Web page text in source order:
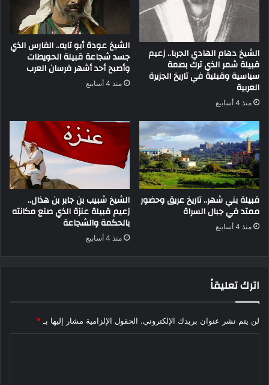
الشيخ دهام الهادي الجربا.. زعيم
قبيلة شمر الذي ترك بصمة
سياسية وقبلية في تاريخ الجزيرة
العربية
منذ 4 أسابيع
الشيخ عودة أبو تايه.. الفارس الذي
جسد شجاعة قبيلة الحويطات
وأصبح أحد أشهر فرسان العرب
منذ 4 أسابيع
قبيلة بني شهر.. تاريخ عريق وحضور
ممتد في جبال السراة
منذ 4 أسابيع
الشيخ شبيب بن جابر بن هذال..
زعيم قبيلة عنزة الذي صنع مكانته
بالحكمة والشجاعة
منذ 4 أسابيع
اترك تعليقاً
لن يتم نشر عنوان بريدك الإلكتروني. الحقول الإلزامية مشار إليها بـ *